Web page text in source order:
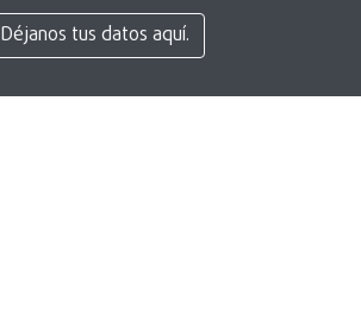
Déjanos tus datos aquí.